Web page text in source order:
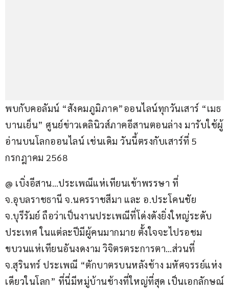
พบกับคอลัมน์ “สังคมภูมิภาค”ออนไลน์ทุกวันเสาร์ “เมธ
บานเย็น” ศูนย์ข่าวเดลินิวส์ภาคอีสานตอนล่าง มารับใช้ผู้
อ่านบนโลกออนไลน์ เช่นเดิม วันนี้ตรงกับเสาร์ที่ 5
กรกฎาคม 2568
@ เบิ่งอีสาน…ประเพณีแห่เทียนเข้าพรรษา ที่
จ.อุบลราชธานี จ.นครราชสีมา และ อ.ประโคนชัย
จ.บุรีรัมย์ ถือว่าเป็นงานประเพณีที่โด่งดังยิ่งใหญ่ระดับ
ประเทศ ในแต่ละปีมีผู้คนมากมาย ตั้งใจจะไปรอชม
ขบวนแห่เทียนอันงดงาม วิจิตรตระการตา…ส่วนที่
จ.สุรินทร์ ประเพณี “ตักบาตรบนหลังช้าง มหัศจรรย์แห่ง
เดียวในโลก” ที่นี่มีหมู่บ้านช้างที่ใหญ่ที่สุด เป็นเอกลักษณ์